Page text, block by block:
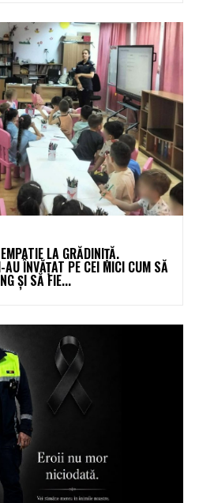
LA GRĂDINIȚĂ.
ÎNVĂȚAT PE CEI MICI CUM SĂ
ȘI SĂ FIE...